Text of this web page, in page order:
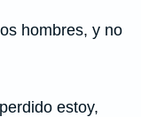
hombres, y no
estoy,